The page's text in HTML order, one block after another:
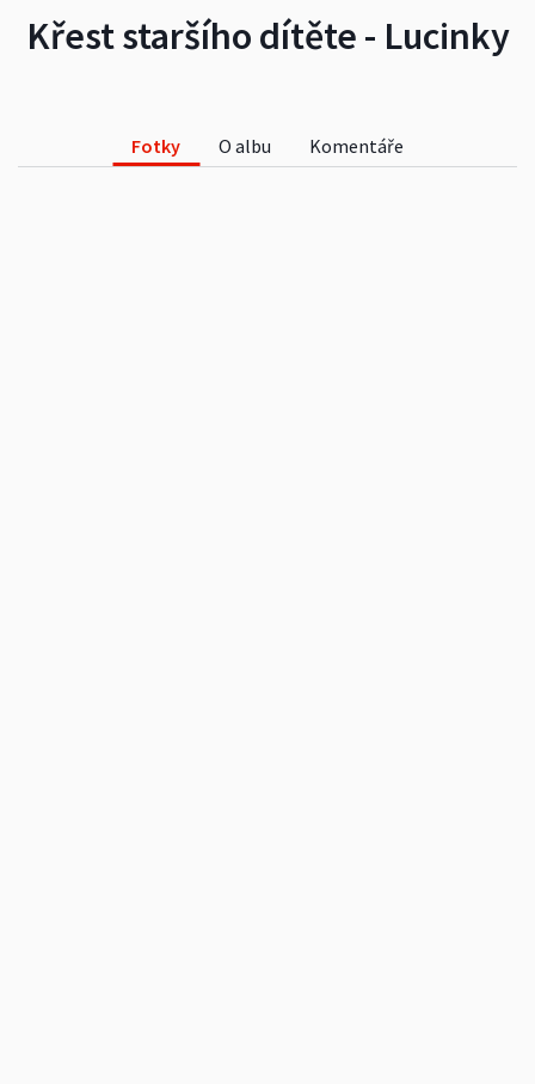
Křest staršího dítěte - Lucinky
Fotky O albu Komentáře